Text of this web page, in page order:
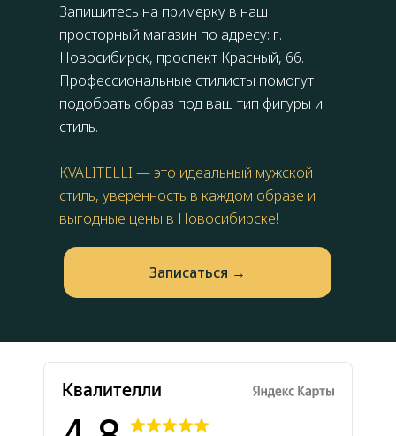
Запишитесь на примерку в наш
просторный магазин по адресу: г.
Новосибирск, проспект Красный, 66.
Профессиональные стилисты помогут
подобрать образ под ваш тип фигуры и
стиль.
KVALITELLI — это идеальный мужской
стиль, уверенность в каждом образе и
выгодные цены в Новосибирске!
Запиcаться →